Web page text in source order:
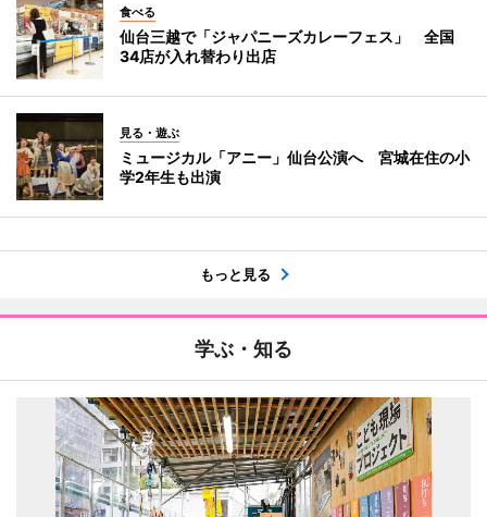
食べる
仙台三越で「ジャパニーズカレーフェス」 全国
34店が入れ替わり出店
見る・遊ぶ
ミュージカル「アニー」仙台公演へ 宮城在住の小
学2年生も出演
もっと見る
学ぶ・知る